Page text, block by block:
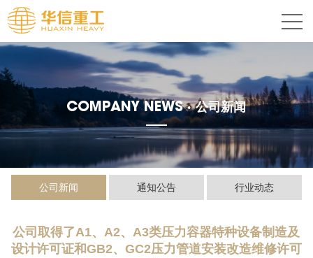
COMPANY NEWS ·公司新闻
公司新闻 通知公告 行业动态
公司取得了A1、A2、A3类压力容器特种设备制造及
设计许可证和GB2、GC2压力管道安装改造维修许可